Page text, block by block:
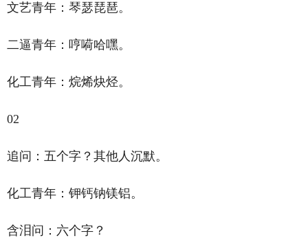
文艺青年：琴瑟琵琶。
二逼青年：哼嗬哈嘿。
化工青年：烷烯炔烃。
02
追问：五个字？其他人沉默。
化工青年：钾钙钠镁铝。
含泪问：六个字？